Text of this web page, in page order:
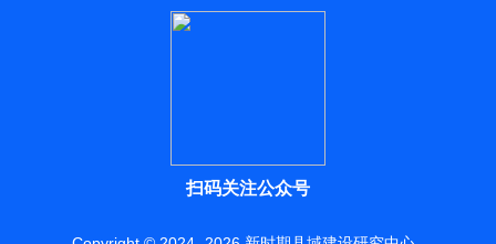
扫码关注公众号